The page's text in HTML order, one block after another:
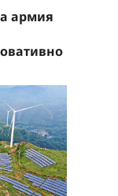
армия